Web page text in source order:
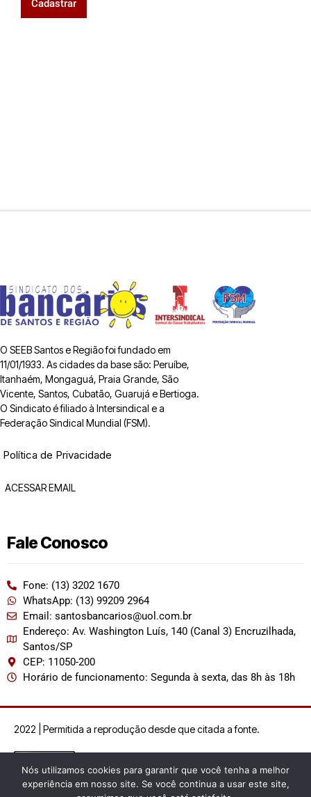
Cadastrar
O SEEB Santos e Região foi fundado em
11/01/1933. As cidades da base são: Peruíbe,
Itanhaém, Mongaguá, Praia Grande, São
Vicente, Santos, Cubatão, Guarujá e Bertioga.
O Sindicato é filiado à Intersindical e a
Federação Sindical Mundial (FSM).
Política de Privacidade
ACESSAR EMAIL
Fale Conosco
Fone: (13) 3202 1670
WhatsApp: (13) 99209 2964
Email: santosbancarios@uol.com.br
Endereço: Av. Washington Luís, 140 (Canal 3) Encruzilhada,
Santos/SP
CEP: 11050-200
Horário de funcionamento: Segunda à sexta, das 8h às 18h
2022 | Permitida a reprodução desde que citada a fonte.
Nós utilizamos cookies para garantir que você tenha a melhor
experiência em nosso site. Se você continua a usar este site,